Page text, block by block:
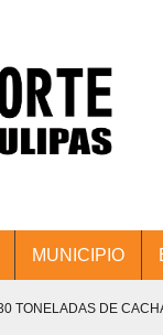
MUNICIPIO
TONELADAS DE